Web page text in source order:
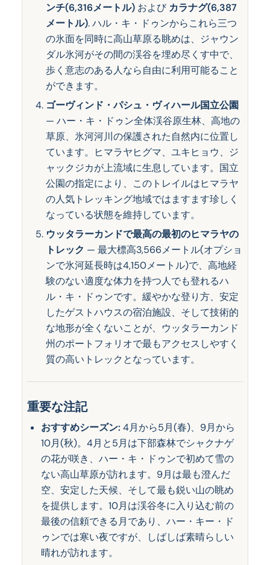
ンチ(6,316メートル)およびカラナグ(6,387
メートル). ハル・キ・ドゥンからこれら三つ
の氷面を同時に高山草原る眺めは、ジャウン
ダル氷河がその間の渓谷を埋め尽くす中で、
歩く意志のある人なら自由に利用可能ること
ができます。
ゴーヴィンド・パシュ・ヴィハール国立公園
— ハー・キ・ドゥン全体渓谷原生林、高地の
草原、氷河河川の保護された自然内に位置し
ています。ヒマラヤヒグマ、ユキヒョウ、ジ
ャックジカが上流域に生息しています。国立
公園の指定により、このトレイルはヒマラヤ
の人気トレッキング地域ではますます珍しく
なっている状態を維持しています。
ウッタラーカンドで最高の最初のヒマラヤの
トレック — 最大標高3,566メートル(オプショ
ンで氷河延長時は4,150メートル)で、高地経
験のない適度な体力を持つ人でも登れるハ
ル・キ・ドゥンです。緩やかな登り方、安定
したゲストハウスの宿泊施設、そして技術的
な地形が全くないことが、ウッタラーカンド
州のポートフォリオで最もアクセスしやすく
質の高いトレックとなっています。
重要な注記
おすすめシーズン: 4月から5月(春)、9月から
10月(秋)。4月と5月は下部森林でシャクナゲ
の花が咲き、ハー・キ・ドゥンで初めて雪の
ない高山草原が訪れます。9月は最も澄んだ
空、安定した天候、そして最も鋭い山の眺め
を提供します。10月は渓谷冬に入り込む前の
最後の信頼できる月であり、ハー・キー・ド
ゥンでは寒い夜ですが、しばしば素晴らしい
晴れが訪れます。